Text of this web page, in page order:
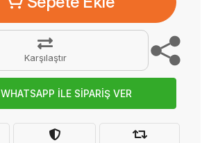
Karşılaştır
WHATSAPP İLE SİPARİŞ VER